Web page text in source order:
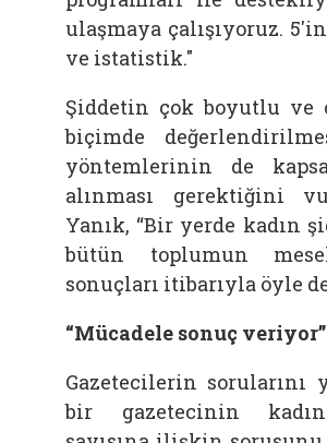
ulaşmaya çalışıyoruz.
ve istatistik."
Şiddetin çok boyutlu ve
biçimde
yöntemlerinin de
alınması gerektiğini
Yanık, “Bir yerde kadın
bütün toplumun
sonuçları itibarıyla öyle
“Mücadele sonuç veriyor”
Gazetecilerin sorularını
bir gazetecinin